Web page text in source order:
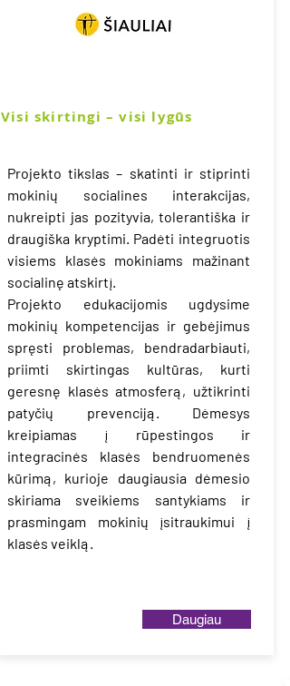
Visi skirtingi – visi lygūs
Projekto tikslas – skatinti ir stiprinti
mokinių socialines interakcijas,
nukreipti jas pozityvia, tolerantiška ir
draugiška kryptimi. Padėti integruotis
visiems klasės mokiniams mažinant
socialinę atskirtį.
Projekto edukacijomis ugdysime
mokinių kompetencijas ir gebėjimus
spręsti problemas, bendradarbiauti,
priimti skirtingas kultūras, kurti
geresnę klasės atmosferą, užtikrinti
patyčių prevenciją. Dėmesys
kreipiamas į rūpestingos ir
integracinės klasės bendruomenės
kūrimą, kurioje daugiausia dėmesio
skiriama sveikiems santykiams ir
prasmingam mokinių įsitraukimui į
klasės veiklą.
Daugiau